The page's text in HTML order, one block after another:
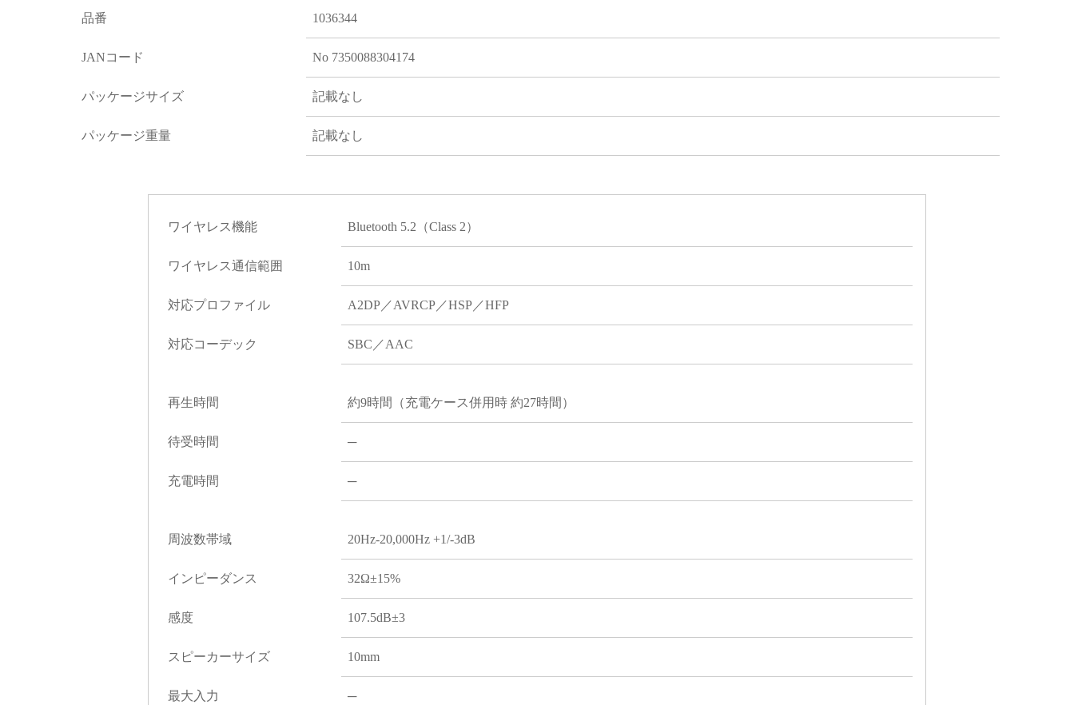
品番 1036344
JANコード No 7350088304174
パッケージサイズ 記載なし
パッケージ重量 記載なし
ワイヤレス機能 Bluetooth 5.2（Class 2）
ワイヤレス通信範囲 10m
対応プロファイル A2DP／AVRCP／HSP／HFP
対応コーデック SBC／AAC
再生時間 約9時間（充電ケース併用時 約27時間）
待受時間 ─
充電時間 ─
周波数帯域 20Hz-20,000Hz +1/-3dB
インピーダンス 32Ω±15%
感度 107.5dB±3
スピーカーサイズ 10mm
最大入力 ─